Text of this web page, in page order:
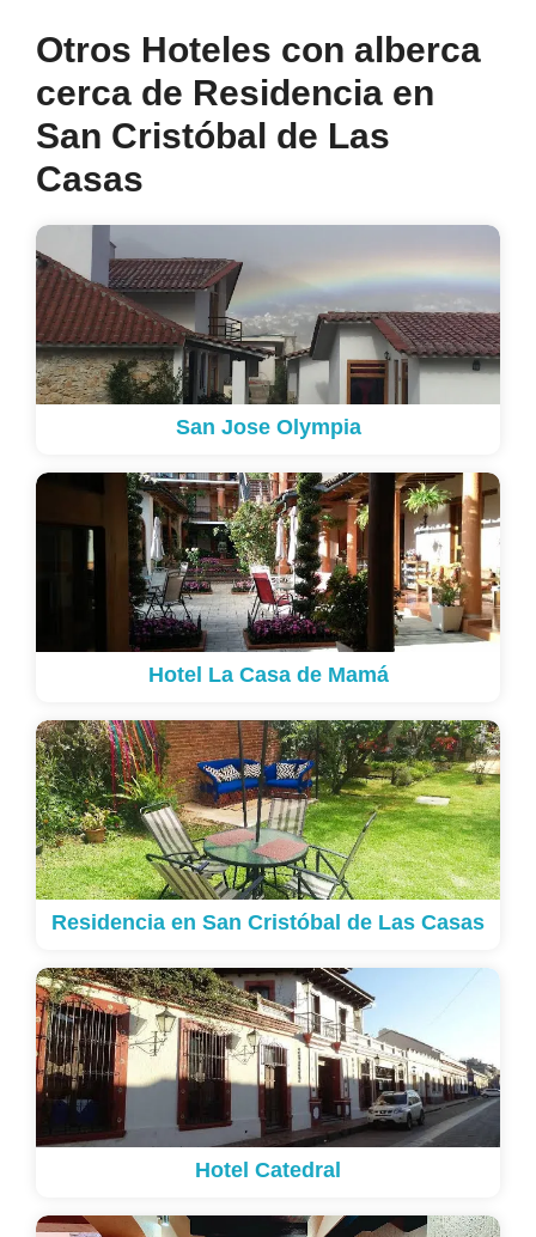
Otros Hoteles con alberca
cerca de Residencia en
San Cristóbal de Las
Casas
San Jose Olympia
Hotel La Casa de Mamá
Residencia en San Cristóbal de Las Casas
Hotel Catedral